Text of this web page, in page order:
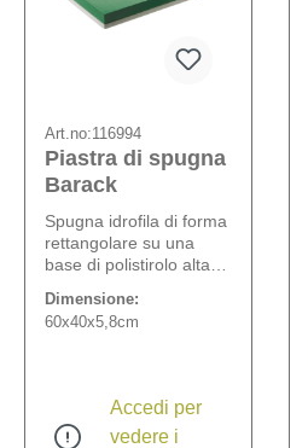
Art.no:116994
Piastra di spugna
Barack
Spugna idrofila di forma
rettangolare su una
base di polistirolo alta
Dimensione:
60x40x5,8cm
Accedi per
vedere i